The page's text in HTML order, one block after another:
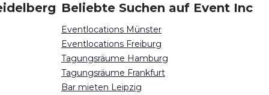
Beliebte Suchen auf Event Inc
Eventlocations Münster
Eventlocations Freiburg
Tagungsräume Hamburg
Tagungsräume Frankfurt
Bar mieten Leipzig